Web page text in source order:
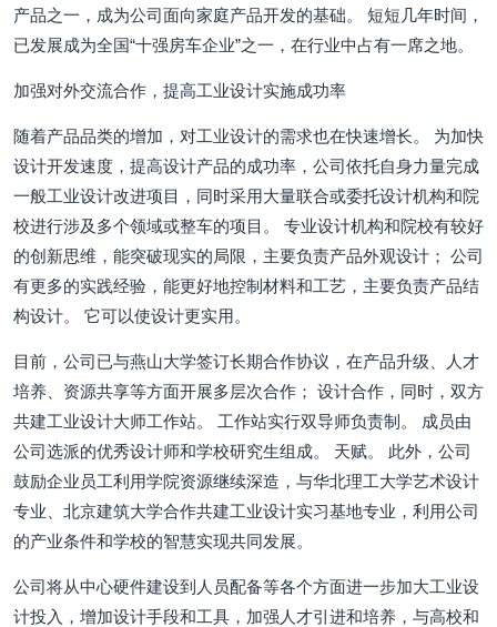
产品之一，成为公司面向家庭产品开发的基础。 短短几年时间，
已发展成为全国“十强房车企业”之一，在行业中占有一席之地。
加强对外交流合作，提高工业设计实施成功率
随着产品品类的增加，对工业设计的需求也在快速增长。 为加快
设计开发速度，提高设计产品的成功率，公司依托自身力量完成
一般工业设计改进项目，同时采用大量联合或委托设计机构和院
校进行涉及多个领域或整车的项目。 专业设计机构和院校有较好
的创新思维，能突破现实的局限，主要负责产品外观设计； 公司
有更多的实践经验，能更好地控制材料和工艺，主要负责产品结
构设计。 它可以使设计更实用。
目前，公司已与燕山大学签订长期合作协议，在产品升级、人才
培养、资源共享等方面开展多层次合作； 设计合作，同时，双方
共建工业设计大师工作站。 工作站实行双导师负责制。 成员由
公司选派的优秀设计师和学校研究生组成。 天赋。 此外，公司
鼓励企业员工利用学院资源继续深造，与华北理工大学艺术设计
专业、北京建筑大学合作共建工业设计实习基地专业，利用公司
的产业条件和学校的智慧实现共同发展。
公司将从中心硬件建设到人员配备等各个方面进一步加大工业设
计投入，增加设计手段和工具，加强人才引进和培养，与高校和